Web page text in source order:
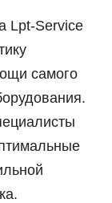
Lpt-Service
самого